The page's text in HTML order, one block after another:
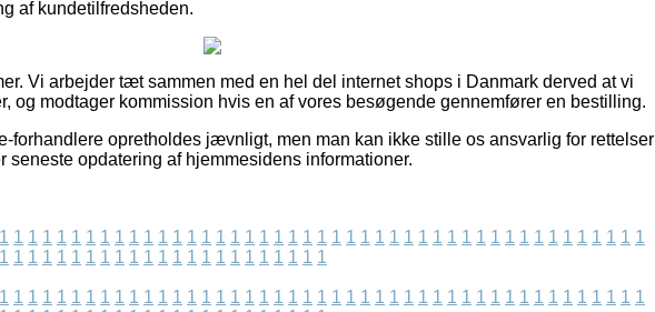
af kundetilfredsheden.
Vi arbejder tæt sammen med en hel del internet shops i Danmark derved at vi
og modtager kommission hvis en af vores besøgende gennemfører en bestilling.
forhandlere opretholdes jævnligt, men man kan ikke stille os ansvarlig for rettelser
seneste opdatering af hjemmesidens informationer.
1 1 1 1 1 1 1 1 1 1 1 1 1 1 1 1 1 1 1 1 1 1 1 1 1 1 1 1 1 1 1 1 1 1 1 1 1 1 1 1 1 1 1 1 1
1 1 1 1 1 1 1 1 1 1 1 1 1 1 1 1 1 1 1 1 1 1 1
1 1 1 1 1 1 1 1 1 1 1 1 1 1 1 1 1 1 1 1 1 1 1 1 1 1 1 1 1 1 1 1 1 1 1 1 1 1 1 1 1 1 1 1 1